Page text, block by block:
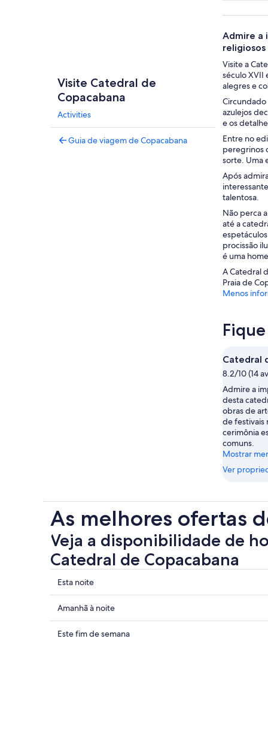
Visite Catedral de
Copacabana
Activities
Guia de viagem de Copacabana
Admire a
religiosos
Visite a
século XVII
alegres e
Circundado
azulejos
e os
Entre no
peregrinos
sorte. Uma
Após
talentosa.
Não perca
até a
procissão
é uma
A Catedral
Praia de
Menos
Catedral
8.2/10 (14
Admire a
desta
obras de
de festivais
cerimônia
comuns.
Mostrar
Ver
As melhores ofertas
Veja a disponibilidade de
Catedral de Copacabana
Mostrar
preços
perto
de
Catedral
Esta noite
Mostrar
preços
perto
Amanhã à noite
Mostrar
Este fim de semana